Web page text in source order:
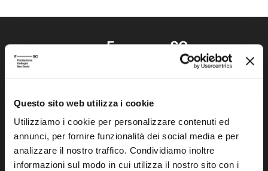
Questo sito web utilizza i cookie
Utilizziamo i cookie per personalizzare contenuti ed
annunci, per fornire funzionalità dei social media e per
analizzare il nostro traffico. Condividiamo inoltre
informazioni sul modo in cui utilizza il nostro sito con i
Fondazione Collegio San Carlo
Via San Carlo 5
41121 Modena (MO)
P.I. 00641060363